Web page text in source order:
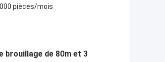
pièces/mois
brouillage de 80m et 3